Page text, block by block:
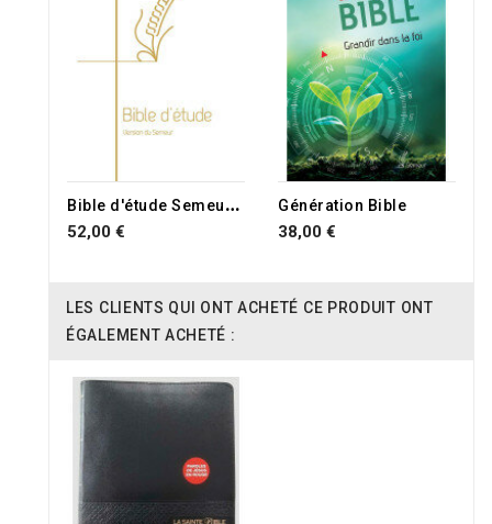
B
ible d'étude Semeur 2015
52,00 €
Génération Bible
38,00 €
LES CLIENTS QUI ONT ACHETÉ CE PRODUIT ONT
ÉGALEMENT ACHETÉ :